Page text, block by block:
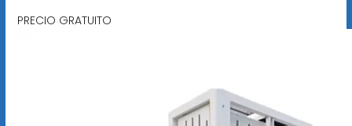
PRECIO GRATUITO